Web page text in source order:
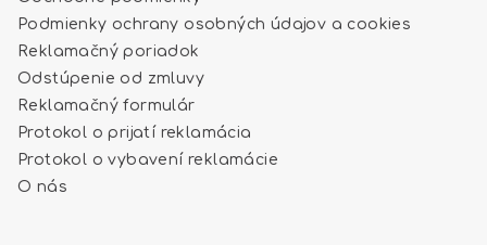
Podmienky ochrany osobných údajov a cookies
Reklamačný poriadok
Odstúpenie od zmluvy
Reklamačný formulár
Protokol o prijatí reklamácia
Protokol o vybavení reklamácie
O nás